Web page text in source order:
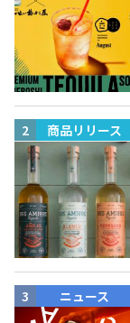
商品リリース
ニュース